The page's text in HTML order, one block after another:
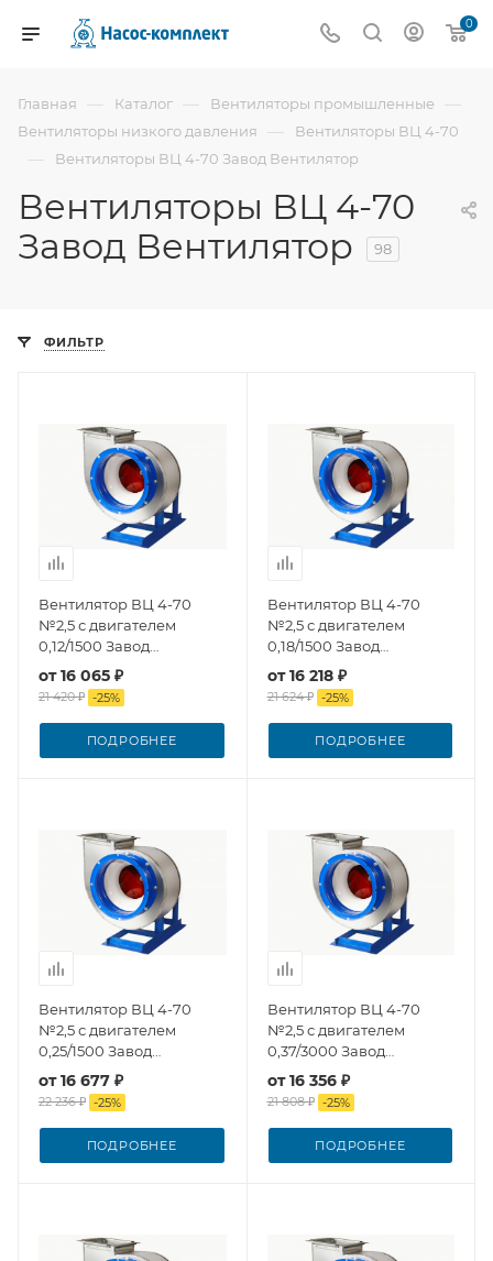
0
Главная — Каталог — Вентиляторы промышленные —
Вентиляторы низкого давления — Вентиляторы ВЦ 4-70
— Вентиляторы ВЦ 4-70 Завод Вентилятор
Вентиляторы ВЦ 4-70
Завод Вентилятор
98
ФИЛЬТР
Вентилятор ВЦ 4-70
№2,5 с двигателем
0,12/1500 Завод
Вентилятор
от16 065 ₽
21 420 ₽ -25%
ПОДРОБНЕЕ
Вентилятор ВЦ 4-70
№2,5 с двигателем
0,18/1500 Завод
Вентилятор
от16 218 ₽
21 624 ₽ -25%
ПОДРОБНЕЕ
Вентилятор ВЦ 4-70
№2,5 с двигателем
0,25/1500 Завод
Вентилятор
от16 677 ₽
22 236 ₽ -25%
ПОДРОБНЕЕ
Вентилятор ВЦ 4-70
№2,5 с двигателем
0,37/3000 Завод
Вентилятор
от16 356 ₽
21 808 ₽ -25%
ПОДРОБНЕЕ